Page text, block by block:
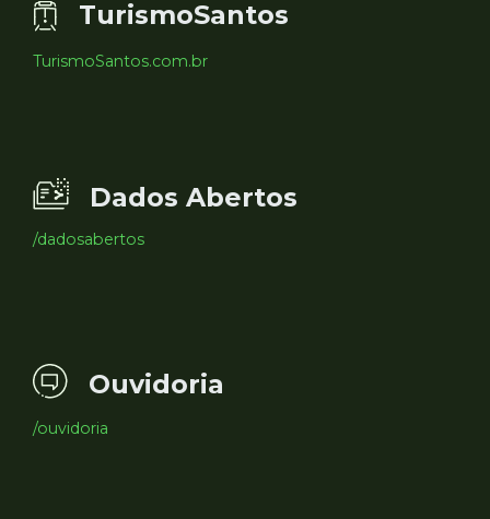
TurismoSantos
TurismoSantos.com.br
Dados Abertos
/dadosabertos
Ouvidoria
/ouvidoria